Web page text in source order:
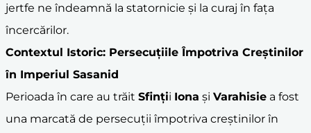
jertfe ne îndeamnă la statornicie și la curaj în fața
încercărilor.
Contextul Istoric: Persecuțiile Împotriva Creștinilor
în Imperiul Sasanid
Perioada în care au trăit Sfinții Iona și Varahisie a fost
una marcată de persecuții împotriva creștinilor în